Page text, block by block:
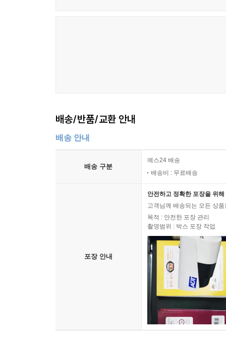
배송/반품/교환 안내
배송 안내
배송 구분
예스24 배송
배송비 : 무료배송
포장 안내
안전하고 정확한 포장을 위
고객님께 배송되는 모든 상
목적 : 안전한 포장 관리
촬영범위 : 박스 포장 작업